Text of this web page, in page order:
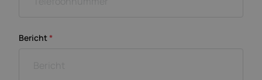
Bericht*